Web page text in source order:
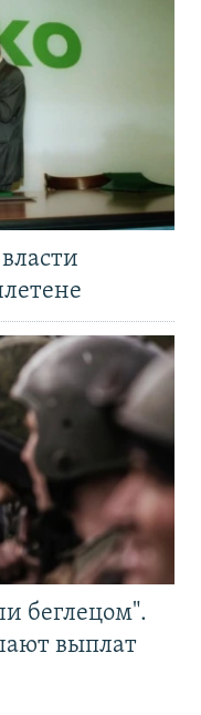
беглецом".
выплат